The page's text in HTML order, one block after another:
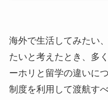
海外で生活してみたい
たいと考えたとき、多
ーホリと留学の違いに
制度を利用して渡航す